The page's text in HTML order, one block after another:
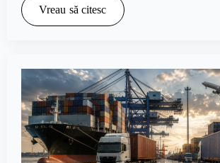
Vreau să citesc